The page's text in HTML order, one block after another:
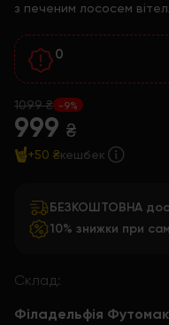
з печеним лососем
0
1099 ₴ -9%
999 ₴
+50 ₴кешбек
БЕЗКОШТОВНА
10% знижки при
Склад:
Філадельфія